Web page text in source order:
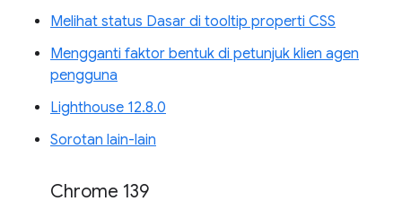
Melihat status Dasar di tooltip properti CSS
Mengganti faktor bentuk di petunjuk klien agen
pengguna
Lighthouse 12.8.0
Sorotan lain-lain
Chrome 139